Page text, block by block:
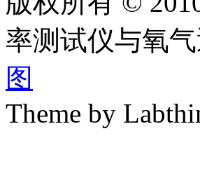
率测试仪与氧
图
Theme by